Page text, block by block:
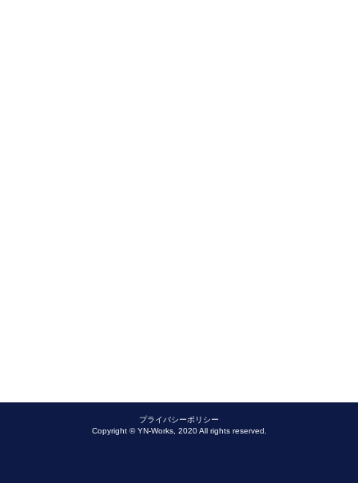
プライバシーポリシー
Copyright © YN-Works, 2020 All rights reserved.